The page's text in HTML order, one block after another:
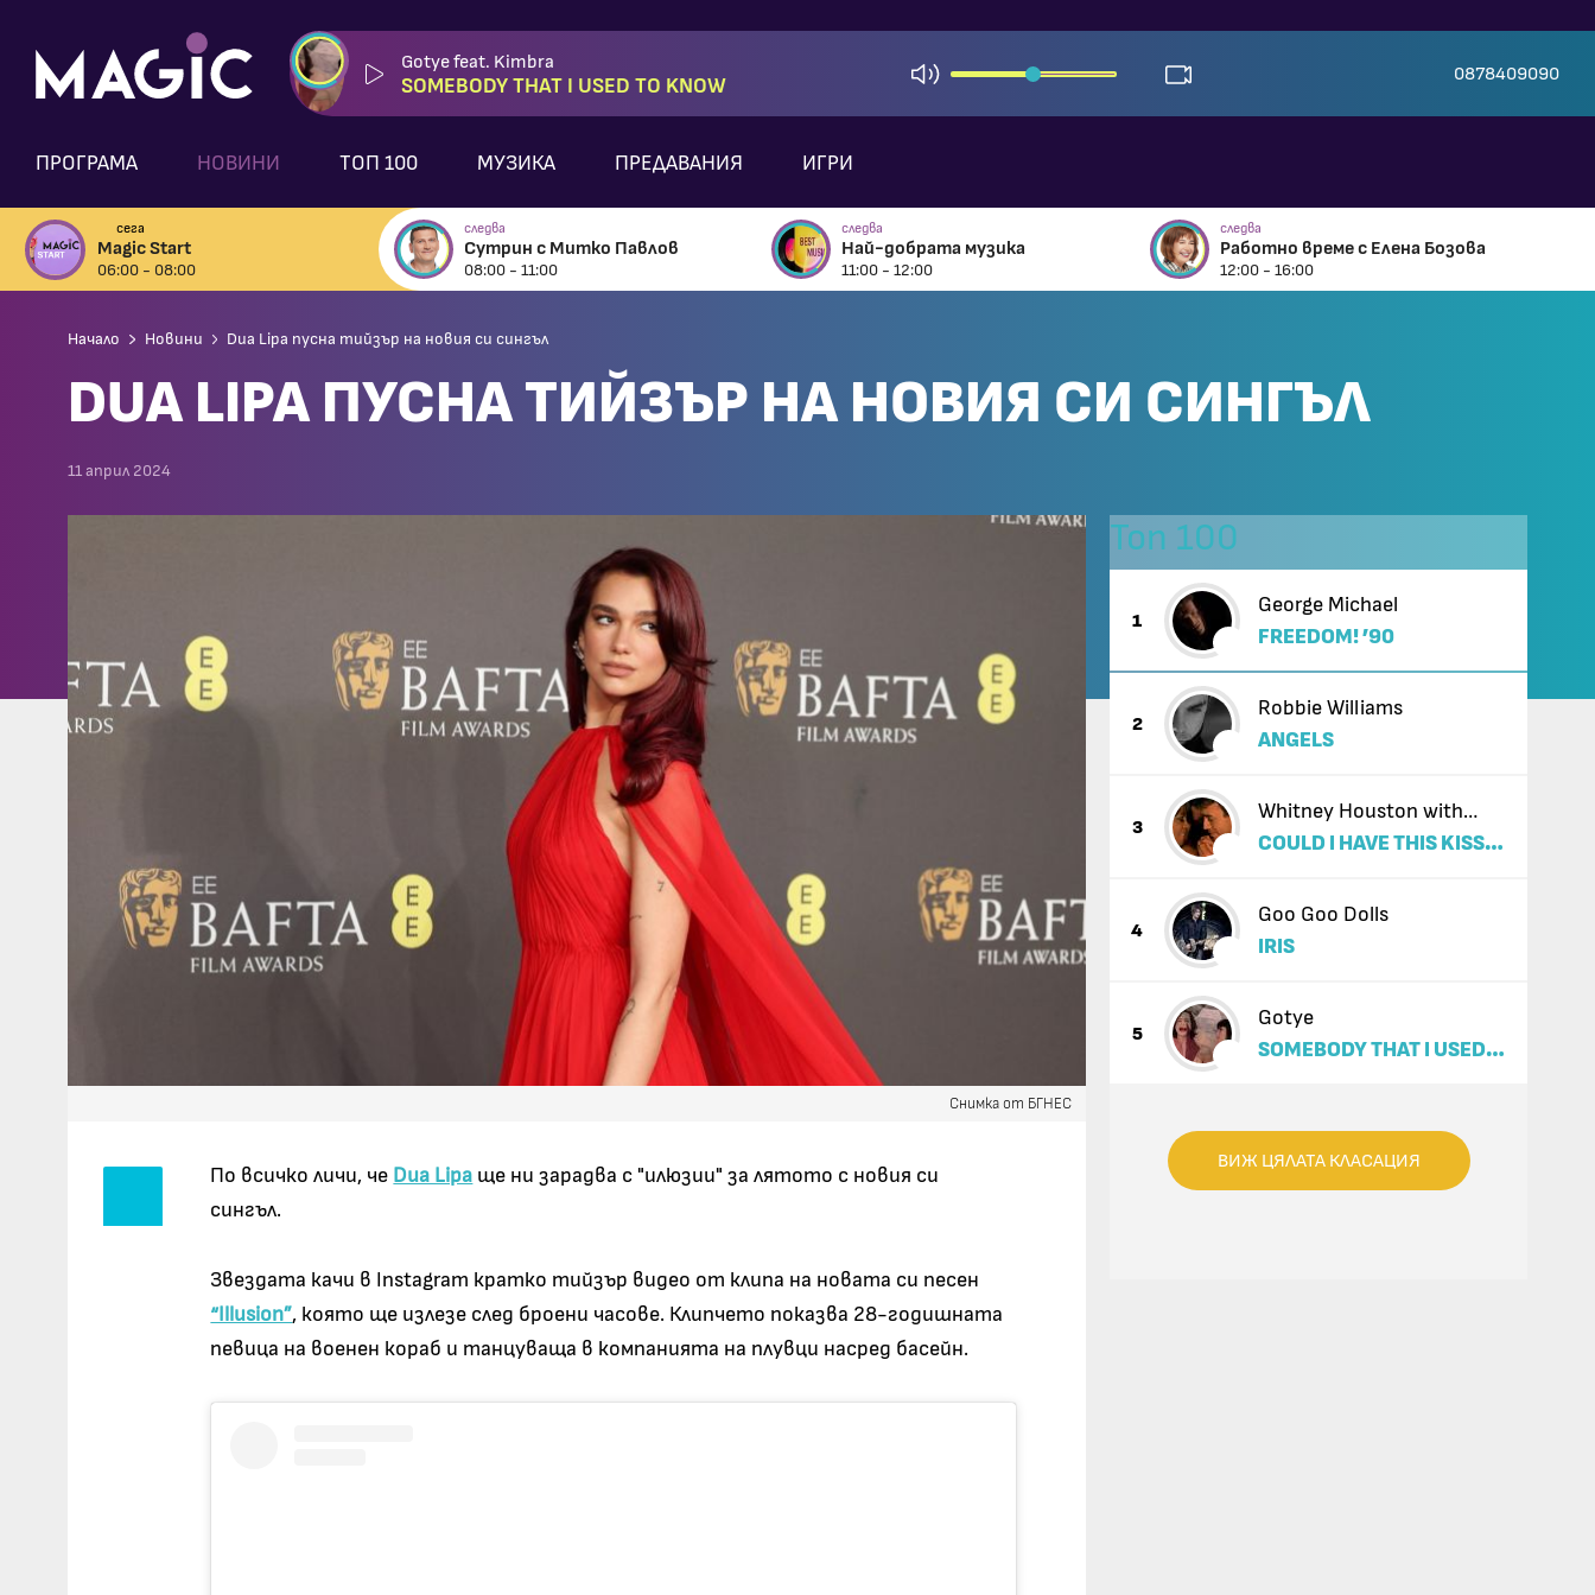
Gotye feat. Kimbra
SOMEBODY THAT I USED TO KNOW
0878409090
ПРОГРАМА НОВИНИ ТОП 100 МУЗИКА ПРЕДАВАНИЯ ИГРИ
сега
Magic Start
06:00 - 08:00
следва
Сутрин с Митко Павлов
08:00 - 11:00
следва
Най-добрата музика
11:00 - 12:00
следва
Работно време с Елена Бозова
12:00 - 16:00
Начало Новини Dua Lipa пусна тийзър на новия си сингъл
DUA LIPA ПУСНА ТИЙЗЪР НА НОВИЯ СИ СИНГЪЛ
11 април 2024
Снимка от БГНЕС
По всичко личи, че Dua Lipa ще ни зарадва с "илюзии" за лятото с новия си
сингъл.
Звездата качи в Instagram кратко тийзър видео от клипа на новата си песен
“Illusion”, която ще излезе след броени часове. Клипчето показва 28-годишната
певица на военен кораб и танцуваща в компанията на плувци насред басейн.
Топ 100
1
George Michael
FREEDOM! ’90
2
Robbie Williams
ANGELS
3
Whitney Houston with
Enrique Iglesias
COULD I HAVE THIS KISS
4
Goo Goo Dolls
IRIS
5
Gotye
SOMEBODY THAT I USED
ВИЖ ЦЯЛАТА КЛАСАЦИЯ